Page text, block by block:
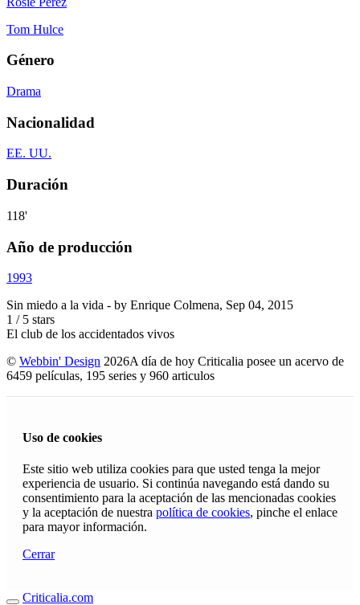
Tom Hulce
Género
Drama
Nacionalidad
EE. UU.
Duración
118'
Año de producción
1993
Sin miedo a la vida - by Enrique Colmena, Sep 04, 2015
1 / 5 stars
El club de los accidentados vivos
© Webbin' Design 2026A día de hoy Criticalia posee un acervo de
6459 películas, 195 series y 960 articulos
Uso de cookies
Este sitio web utiliza cookies para que usted tenga la mejor
experiencia de usuario. Si continúa navegando está dando su
consentimiento para la aceptación de las mencionadas cookies
y la aceptación de nuestra política de cookies, pinche el enlace
para mayor información.
Cerrar
Criticalia.com